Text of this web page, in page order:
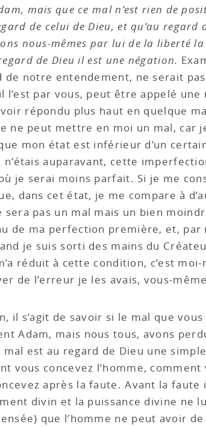
mais que ce mal n’est rien de
de celui de Dieu, et qu’au
nous-mêmes par lui de la liberté
de Dieu il est une négation.
de notre entendement, ne serait
l’est par vous, peut être appelé
répondu plus haut en quelque
ne peut mettre en moi un mal,
mon état est inférieur d’un
auparavant, cette
je serai moins parfait. Si je me
dans cet état, je me compare à
pas un mal mais un bien
de ma perfection première, et, par
je suis sorti des mains du
réduit à cette condition, c’est
de l’erreur je les avais, vous-
il s’agit de savoir si le mal que
Adam, mais nous tous, avons
mal est au regard de Dieu une simple
vous concevez l’homme,
après la faute. Avant la
divin et la puissance divine
que l’homme ne peut avoir